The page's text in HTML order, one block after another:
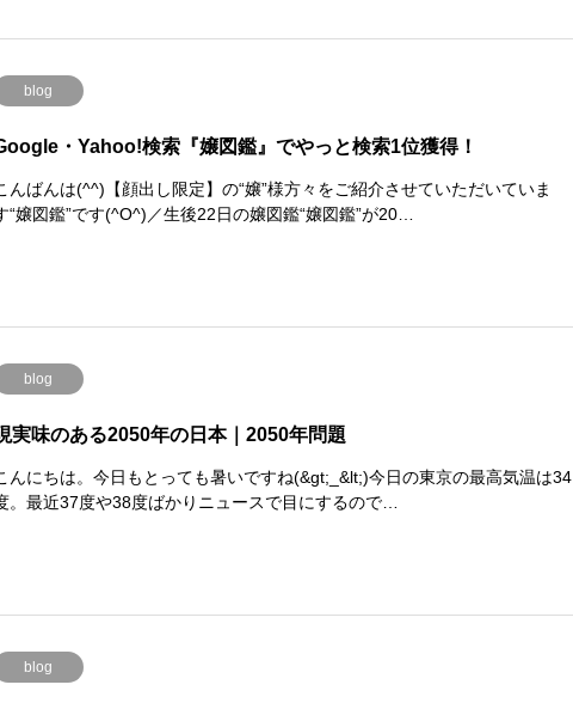
blog
・Yahoo!検索『嬢図鑑』でやっと検索1位獲得！
んばんは(^^)【顔出し限定】の“嬢”様方々をご紹介させていただいていま
“嬢図鑑”です(^O^)／生後22日の嬢図鑑“嬢図鑑”が20…
blog
実味のある2050年の日本｜2050年問題
んにちは。今日もとっても暑いですね(&gt;_&lt;)今日の東京の最高気温は34
。最近37度や38度ばかりニュースで目にするので…
blog